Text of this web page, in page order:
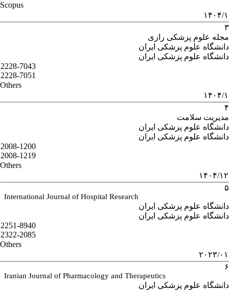
Scopus
۱۴۰۴/۱
۳
مجله علوم پزشکی رازی
دانشگاه علوم پزشکی ایران
دانشگاه علوم پزشکی ایران
2228-7043
2228-7051
Others
۱۴۰۴/۱
۴
مدیریت سلامت
دانشگاه علوم پزشکی ایران
دانشگاه علوم پزشکی ایران
2008-1200
2008-1219
Others
۱۴۰۴/۱۲
۵
International Journal of Hospital Research
دانشگاه علوم پزشکی ایران
دانشگاه علوم پزشکی ایران
2251-8940
2322-2085
Others
۲۰۲۳/۰۱
۶
Iranian Journal of Pharmacology and Therapeutics
دانشگاه علوم پزشکی ایران